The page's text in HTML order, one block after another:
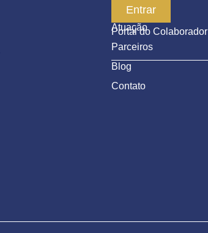
Empresa
Atuação
Parceiros
Blog
Contato
Portal do Colaborador
Entrar